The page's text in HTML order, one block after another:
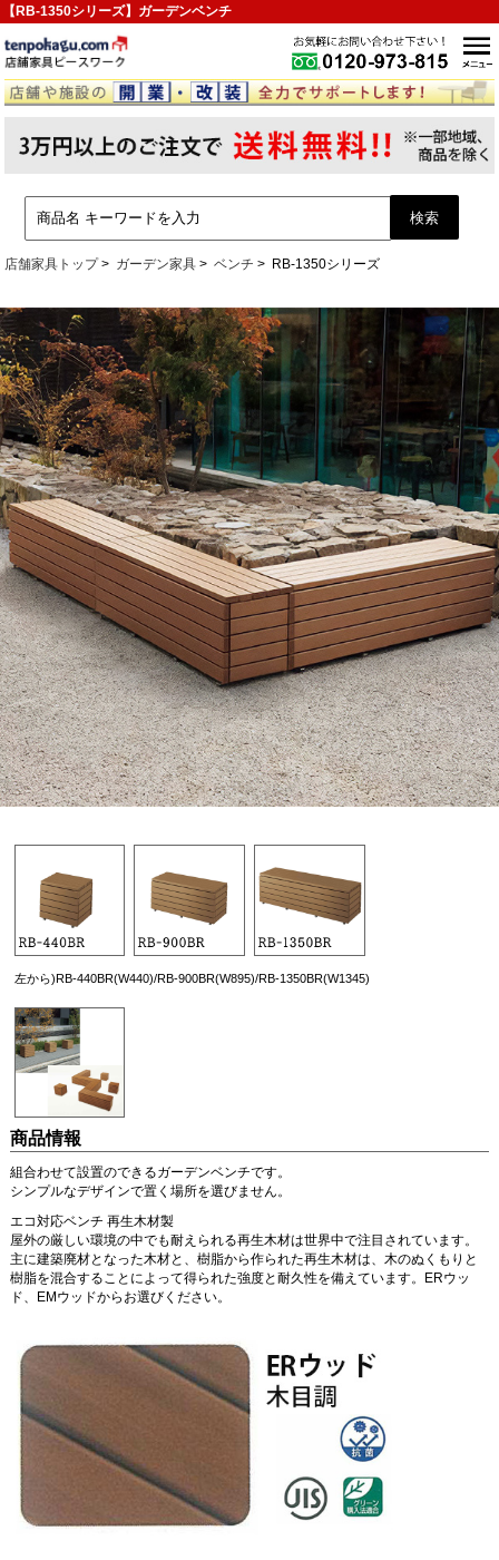
【RB-1350シリーズ】ガーデンベンチ
店舗家具トップ ガーデン家具 ベンチ RB-1350シリーズ
左から)RB-440BR(W440)/RB-900BR(W895)/RB-1350BR(W1345)
商品情報
組合わせて設置のできるガーデンベンチです。
シンプルなデザインで置く場所を選びません。
エコ対応ベンチ 再生木材製
屋外の厳しい環境の中でも耐えられる再生木材は世界中で注目されています。
主に建築廃材となった木材と、樹脂から作られた再生木材は、木のぬくもりと
樹脂を混合することによって得られた強度と耐久性を備えています。ERウッ
ド、EMウッドからお選びください。